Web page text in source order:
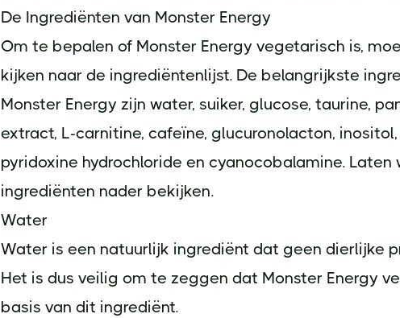
De Ingrediënten van Monster Energy
Om te bepalen of Monster Energy vegetarisch is,
kijken naar de ingrediëntenlijst. De belangrijkste
Monster Energy zijn water, suiker, glucose, taurine,
extract, L-carnitine, cafeïne, glucuronolacton,
pyridoxine hydrochloride en cyanocobalamine. Laten
ingrediënten nader bekijken.
Water
Water is een natuurlijk ingrediënt dat geen dierlijke
Het is dus veilig om te zeggen dat Monster Energy
basis van dit ingrediënt.